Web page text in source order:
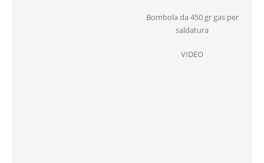
Bombola da 450 gr gas per
saldatura
VIDEO